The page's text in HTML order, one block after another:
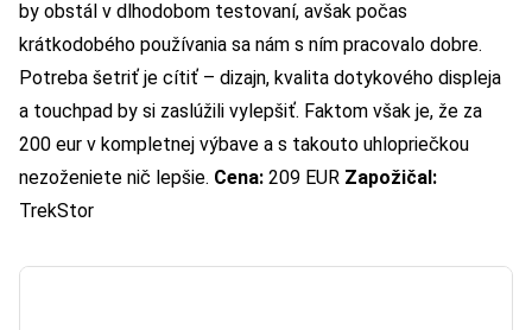
by obstál v dlhodobom testovaní, avšak počas
krátkodobého používania sa nám s ním pracovalo dobre.
Potreba šetriť je cítiť – dizajn, kvalita dotykového displeja
a touchpad by si zaslúžili vylepšiť. Faktom však je, že za
200 eur v kompletnej výbave a s takouto uhlopriečkou
nezoženiete nič lepšie. Cena: 209 EUR Zapožičal:
TrekStor